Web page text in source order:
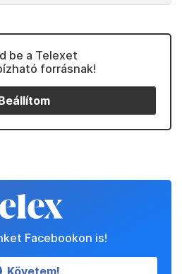
be a Telexet
forrásnak!
Facebookon is!
Követem!